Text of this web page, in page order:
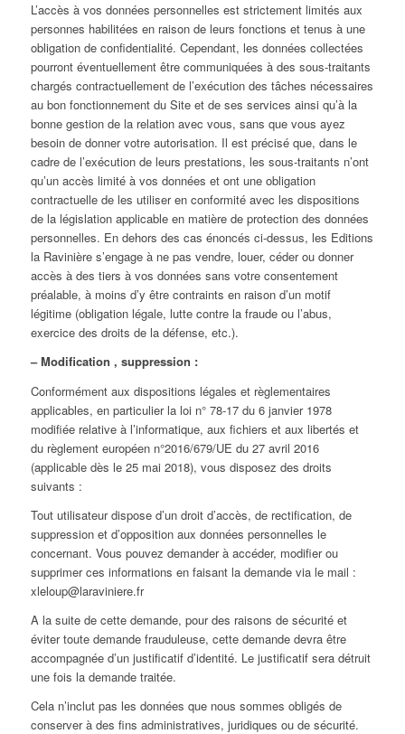
L’accès à vos données personnelles est strictement limités aux
personnes habilitées en raison de leurs fonctions et tenus à une
obligation de confidentialité. Cependant, les données collectées
pourront éventuellement être communiquées à des sous-traitants
chargés contractuellement de l’exécution des tâches nécessaires
au bon fonctionnement du Site et de ses services ainsi qu’à la
bonne gestion de la relation avec vous, sans que vous ayez
besoin de donner votre autorisation. Il est précisé que, dans le
cadre de l’exécution de leurs prestations, les sous-traitants n’ont
qu’un accès limité à vos données et ont une obligation
contractuelle de les utiliser en conformité avec les dispositions
de la législation applicable en matière de protection des données
personnelles. En dehors des cas énoncés ci-dessus, les Editions
la Ravinière s’engage à ne pas vendre, louer, céder ou donner
accès à des tiers à vos données sans votre consentement
préalable, à moins d’y être contraints en raison d’un motif
légitime (obligation légale, lutte contre la fraude ou l’abus,
exercice des droits de la défense, etc.).
– Modification , suppression :
Conformément aux dispositions légales et règlementaires
applicables, en particulier la loi n° 78-17 du 6 janvier 1978
modifiée relative à l’informatique, aux fichiers et aux libertés et
du règlement européen n°2016/679/UE du 27 avril 2016
(applicable dès le 25 mai 2018), vous disposez des droits
suivants :
Tout utilisateur dispose d’un droit d’accès, de rectification, de
suppression et d’opposition aux données personnelles le
concernant. Vous pouvez demander à accéder, modifier ou
supprimer ces informations en faisant la demande via le mail :
xleloup@laraviniere.fr
A la suite de cette demande, pour des raisons de sécurité et
éviter toute demande frauduleuse, cette demande devra être
accompagnée d’un justificatif d’identité. Le justificatif sera détruit
une fois la demande traitée.
Cela n’inclut pas les données que nous sommes obligés de
conserver à des fins administratives, juridiques ou de sécurité.